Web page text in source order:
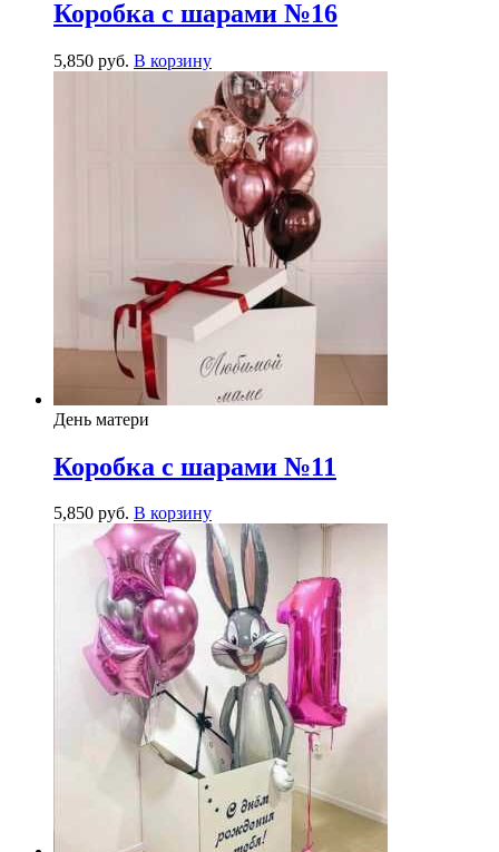
Коробка с шарами №16
5,850 руб. В корзину
День матери
Коробка с шарами №11
5,850 руб. В корзину